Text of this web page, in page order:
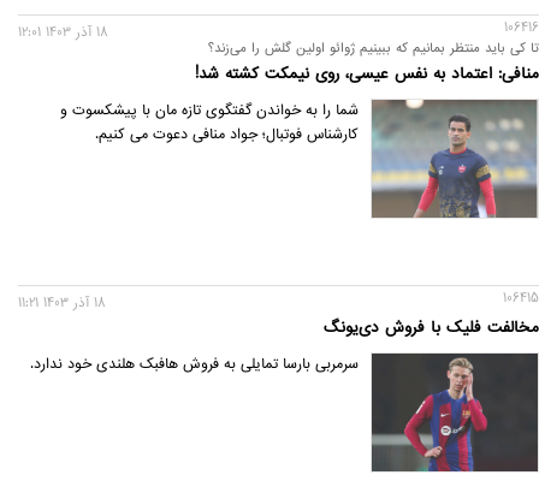
106416
تا کی باید منتظر بمانیم که ببینیم ژوائو اولین گلش را می‌زند؟
منافی: اعتماد به نفس عیسی، روی نیمکت کشته شد!
18 آذر 1403 12:01
شما را به خواندن گفتگوی تازه مان با پیشکسوت و
کارشناس فوتبال؛ جواد منافی دعوت می کنیم.
106415
مخالفت فلیک با فروش دی‌یونگ
18 آذر 1403 11:21
سرمربی بارسا تمایلی به فروش هافبک هلندی خود ندارد.